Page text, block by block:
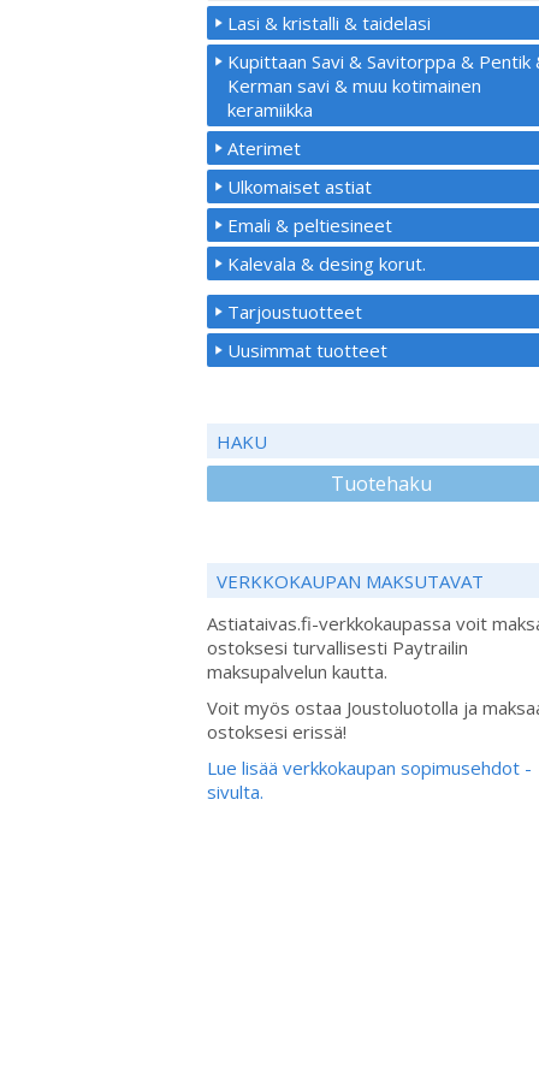
Lasi & kristalli & taidelasi
Kupittaan Savi & Savitorppa & Pentik
Kerman savi & muu kotimainen
keramiikka
Aterimet
Ulkomaiset astiat
Emali & peltiesineet
Kalevala & desing korut.
Tarjoustuotteet
Uusimmat tuotteet
HAKU
Tuotehaku
VERKKOKAUPAN MAKSUTAVAT
Astiataivas.fi-verkkokaupassa voit
ostoksesi turvallisesti Paytrailin
maksupalvelun kautta.
Voit myös ostaa Joustoluotolla ja
ostoksesi erissä!
Lue lisää verkkokaupan sopimusehdot -
sivulta.